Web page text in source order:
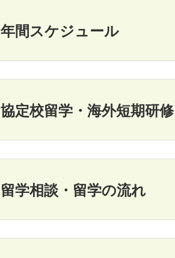
年間スケジュール
協定校留学・海外短期研修
留学相談・留学の流れ